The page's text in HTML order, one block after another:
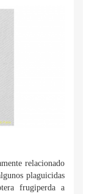
relacionado
plaguicidas
frugiperda a